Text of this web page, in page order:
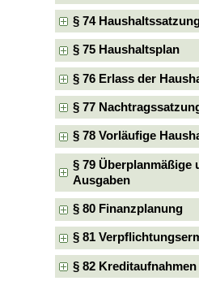
§ 74
§ 75 Haushaltsplan
§ 76 Erlass der
§ 77
§ 78 Vorläufige
§ 79 Überplanmäßige
Ausgaben
§ 80 Finanzplanung
§ 81
§ 82 Kreditaufnahmen